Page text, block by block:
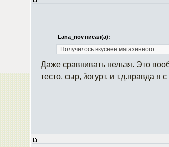
Lana_nov писал(а):
Получилось вкуснее магазинного.
Даже сравнивать нельзя. Это
тесто, сыр, йогурт, и т.д.правда я